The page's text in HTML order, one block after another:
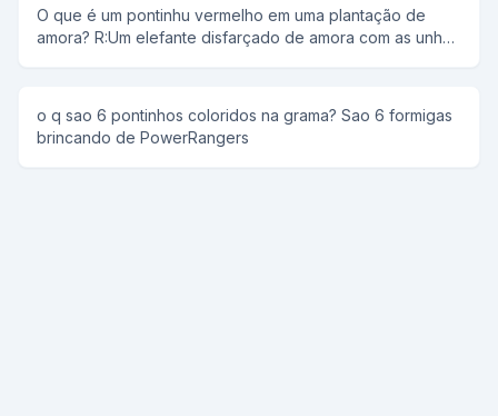
O que é um pontinhu vermelho em uma plantação de
amora? R:Um elefante disfarçado de amora com as unhas
o q sao 6 pontinhos coloridos na grama? Sao 6 formigas
brincando de PowerRangers